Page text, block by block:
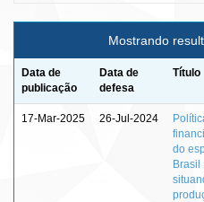
Mostrando
Data de
publicação
Data de
defesa
Título
17-Mar-2025 26-Jul-2024
do
Brasil